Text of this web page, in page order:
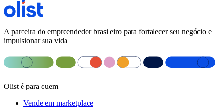
A parceira do empreendedor brasileiro para fortalecer seu negócio e
impulsionar sua vida
Olist é para quem
Vende em marketplace